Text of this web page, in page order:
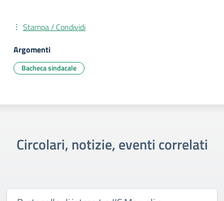
Stampa / Condividi
Argomenti
Bacheca sindacale
Circolari, notizie, eventi correlati